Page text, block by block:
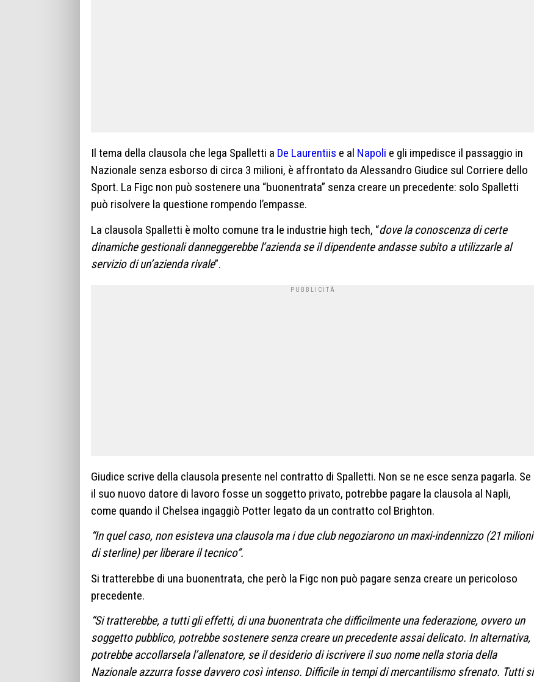
Il tema della clausola che lega Spalletti a De Laurentiis e al Napoli e gli impedisce il passaggio in
Nazionale senza esborso di circa 3 milioni, è affrontato da Alessandro Giudice sul Corriere dello
Sport. La Figc non può sostenere una “buonentrata” senza creare un precedente: solo Spalletti
può risolvere la questione rompendo l’empasse.
La clausola Spalletti è molto comune tra le industrie high tech, “dove la conoscenza di certe
dinamiche gestionali danneggerebbe l’azienda se il dipendente andasse subito a utilizzarle al
servizio di un’azienda rivale”.
Giudice scrive della clausola presente nel contratto di Spalletti. Non se ne esce senza pagarla. Se
il suo nuovo datore di lavoro fosse un soggetto privato, potrebbe pagare la clausola al Napli,
come quando il Chelsea ingaggiò Potter legato da un contratto col Brighton.
“In quel caso, non esisteva una clausola ma i due club negoziarono un maxi-indennizzo (21 milioni
di sterline) per liberare il tecnico”.
Si tratterebbe di una buonentrata, che però la Figc non può pagare senza creare un pericoloso
precedente.
“Si tratterebbe, a tutti gli effetti, di una buonentrata che difficilmente una federazione, ovvero un
soggetto pubblico, potrebbe sostenere senza creare un precedente assai delicato. In alternativa,
potrebbe accollarsela l’allenatore, se il desiderio di iscrivere il suo nome nella storia della
Nazionale azzurra fosse davvero così intenso. Difficile in tempi di mercantilismo sfrenato. Tutti si